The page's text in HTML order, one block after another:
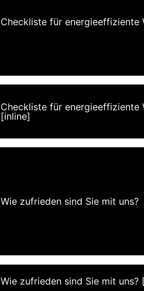
Checkliste für energieeffiziente
Checkliste für energieeffiziente
[inline]
Wie zufrieden sind Sie mit uns?
Wie zufrieden sind Sie mit uns?